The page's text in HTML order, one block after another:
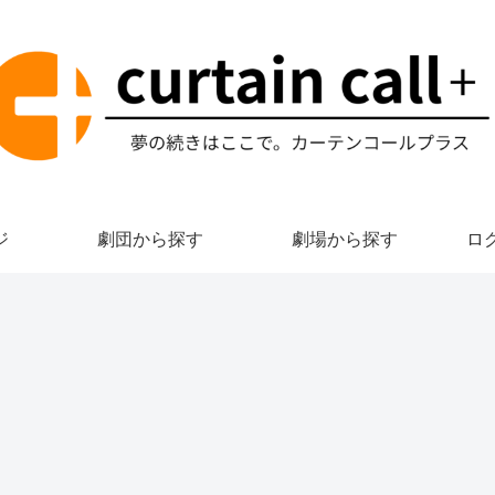
劇団から探す 劇場から探す ロ